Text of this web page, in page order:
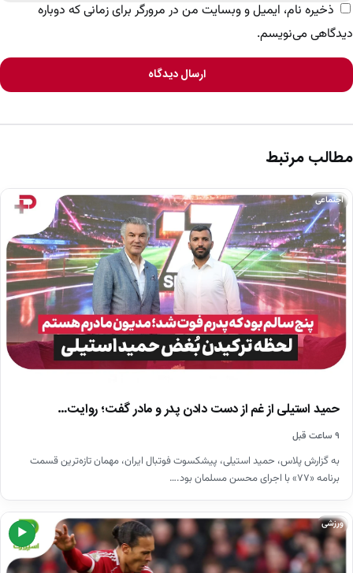
ذخیره نام، ایمیل و وبسایت من در مرورگر برای زمانی که دوباره
دیدگاهی می‌نویسم.
ارسال دیدگاه
مطالب مرتبط
اجتماعی
حمید استیلی از غم از دست دادن پدر و مادر گفت؛ روایت…
۹ ساعت قبل
به گزارش پلاس، حمید استیلی، پیشکسوت فوتبال ایران، مهمان تازه‌ترین قسمت
برنامه «۷۷» با اجرای محسن مسلمان بود.…
▶
ورزشی